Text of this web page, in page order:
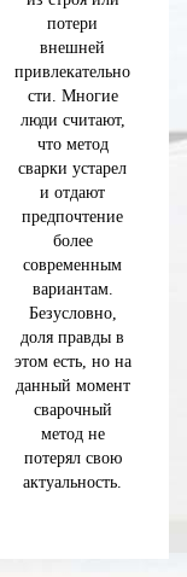
потери
внешней
привлекательно
сти. Многие
люди считают,
что метод
сварки устарел
и отдают
предпочтение
более
современным
вариантам.
Безусловно,
доля правды в
этом есть, но на
данный момент
сварочный
метод не
потерял свою
актуальность.